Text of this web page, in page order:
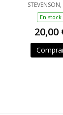
STEVENSON,
En stock
20,00